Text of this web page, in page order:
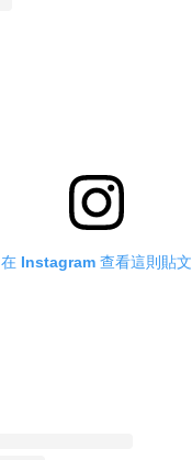
在 Instagram 查看這則貼文